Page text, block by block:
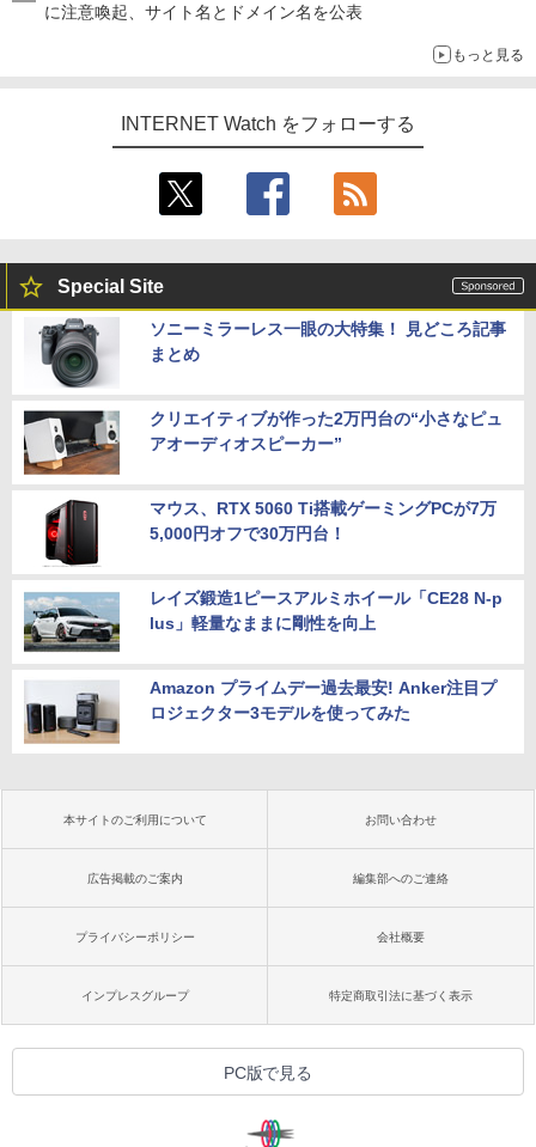
に注意喚起、サイト名とドメイン名を公表
もっと見る
INTERNET Watch をフォローする
Special Site
ソニーミラーレス一眼の大特集！ 見どころ記事
まとめ
クリエイティブが作った2万円台の“小さなピュ
アオーディオスピーカー”
マウス、RTX 5060 Ti搭載ゲーミングPCが7万
5,000円オフで30万円台！
レイズ鍛造1ピースアルミホイール「CE28 N-p
lus」軽量なままに剛性を向上
Amazon プライムデー過去最安! Anker注目プ
ロジェクター3モデルを使ってみた
本サイトのご利用について お問い合わせ
広告掲載のご案内 編集部へのご連絡
プライバシーポリシー 会社概要
インプレスグループ 特定商取引法に基づく表示
PC版で見る